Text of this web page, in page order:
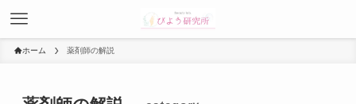
ホーム 薬剤師の解説